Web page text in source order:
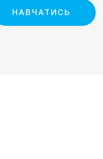
НАВЧАТИСЬ